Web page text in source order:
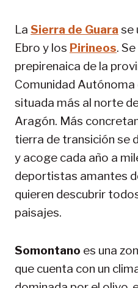
La Sierra de Guara se
Ebro y los Pirineos.
prepirenaica de la
Comunidad Autónoma
situada más al norte
Aragón. Más
tierra de transición se
y acoge cada año a
deportistas amantes
quieren descubrir
paisajes.
Somontano es una
que cuenta con un